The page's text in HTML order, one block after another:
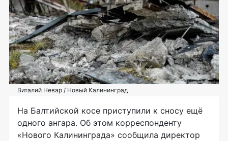
Виталий Невар / Новый Калининград
На Балтийской косе приступили к сносу ещё
одного ангара. Об этом корреспонденту
«Нового Калининграда» сообщила директор